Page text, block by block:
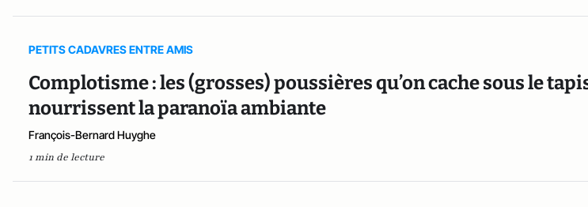
PETITS CADAVRES ENTRE AMIS
Complotisme : les (grosses) poussières qu’on cache sous le
nourrissent la paranoïa ambiante
François-Bernard Huyghe
1 min de lecture